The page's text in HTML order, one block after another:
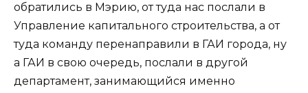
обратились в Мэрию, от туда нас послали в
Управление капитального строительства, а от
туда команду перенаправили в ГАИ города, ну
а ГАИ в свою очередь, послали в другой
департамент, занимающийся именно